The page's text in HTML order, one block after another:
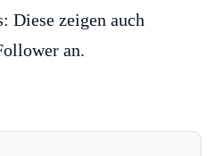
Diese zeigen auch
an.